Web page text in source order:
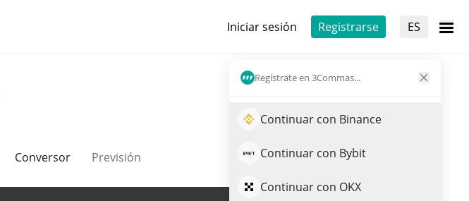
Iniciar sesión Registrarse ES
Regístrate en 3Commas...
Continuar con Binance
Continuar con Bybit
Continuar con OKX
Conversor Previsión